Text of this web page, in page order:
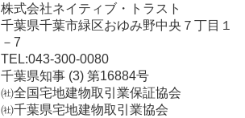
株式会社ネイティブ・トラスト
千葉県千葉市緑区おゆみ野中央７丁目１
－7
TEL:043-300-0080
千葉県知事 (3) 第16884号
㈳全国宅地建物取引業保証協会
㈳千葉県宅地建物取引業協会